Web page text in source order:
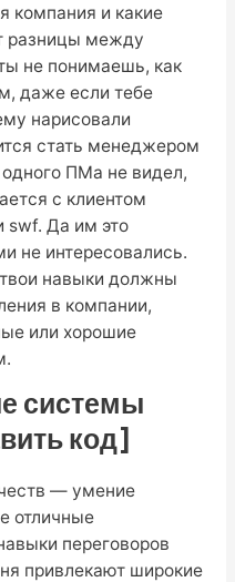
компания и какие
разницы между
не понимаешь, как
даже если тебе
нарисовали
стать менеджером
ПМа не видел,
с клиентом
swf. Да им это
не интересовались.
навыки должны
в компании,
или хорошие
системы
код]
— умение
отличные
переговоров
привлекают широкие